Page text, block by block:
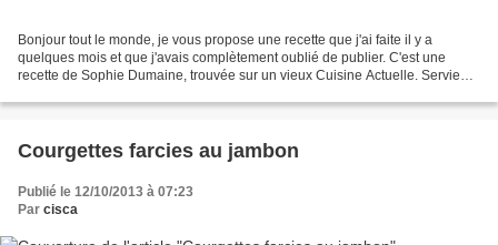
Bonjour tout le monde, je vous propose une recette que j'ai faite il y a
quelques mois et que j'avais complètement oublié de publier. C'est une
recette de Sophie Dumaine, trouvée sur un vieux Cuisine Actuelle. Servie
Courgettes farcies au jambon
Publié le 12/10/2013 à 07:23
Par cisca